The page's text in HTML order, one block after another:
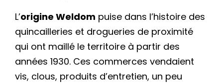
L’origine Weldom puise dans l’histoire des
quincailleries et drogueries de proximité
qui ont maillé le territoire à partir des
années 1930. Ces commerces vendaient
vis, clous, produits d’entretien, un peu